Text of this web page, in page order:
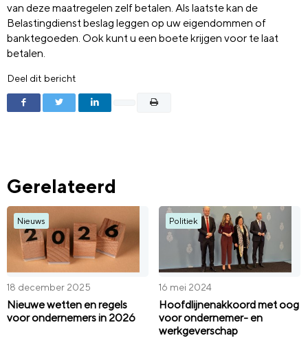
van deze maatregelen zelf betalen. Als laatste kan de
Belastingdienst beslag leggen op uw eigendommen of
banktegoeden. Ook kunt u een boete krijgen voor te laat
betalen.
Deel dit bericht
Gerelateerd
Nieuws
18 december 2025
Nieuwe wetten en regels
voor ondernemers in 2026
Politiek
16 mei 2024
Hoofdlijnenakkoord met oog
voor ondernemer- en
werkgeverschap